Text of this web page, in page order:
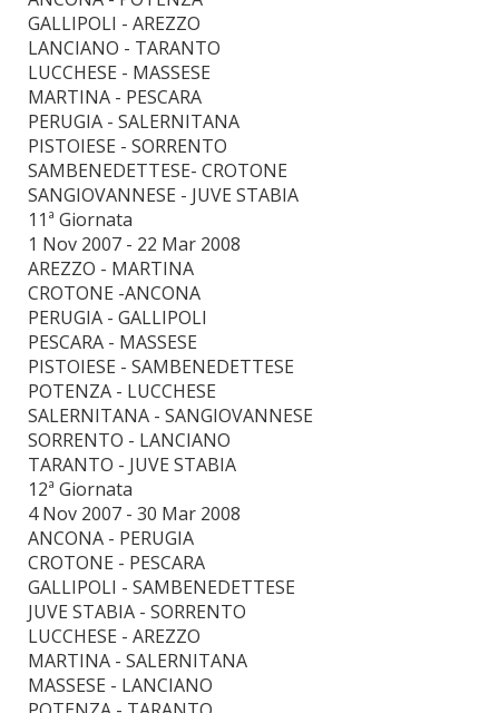
GALLIPOLI - AREZZO
LANCIANO - TARANTO
LUCCHESE - MASSESE
MARTINA - PESCARA
PERUGIA - SALERNITANA
PISTOIESE - SORRENTO
SAMBENEDETTESE- CROTONE
SANGIOVANNESE - JUVE STABIA
11ª Giornata
1 Nov 2007 - 22 Mar 2008
AREZZO - MARTINA
CROTONE -ANCONA
PERUGIA - GALLIPOLI
PESCARA - MASSESE
PISTOIESE - SAMBENEDETTESE
POTENZA - LUCCHESE
SALERNITANA - SANGIOVANNESE
SORRENTO - LANCIANO
TARANTO - JUVE STABIA
12ª Giornata
4 Nov 2007 - 30 Mar 2008
ANCONA - PERUGIA
CROTONE - PESCARA
GALLIPOLI - SAMBENEDETTESE
JUVE STABIA - SORRENTO
LUCCHESE - AREZZO
MARTINA - SALERNITANA
MASSESE - LANCIANO